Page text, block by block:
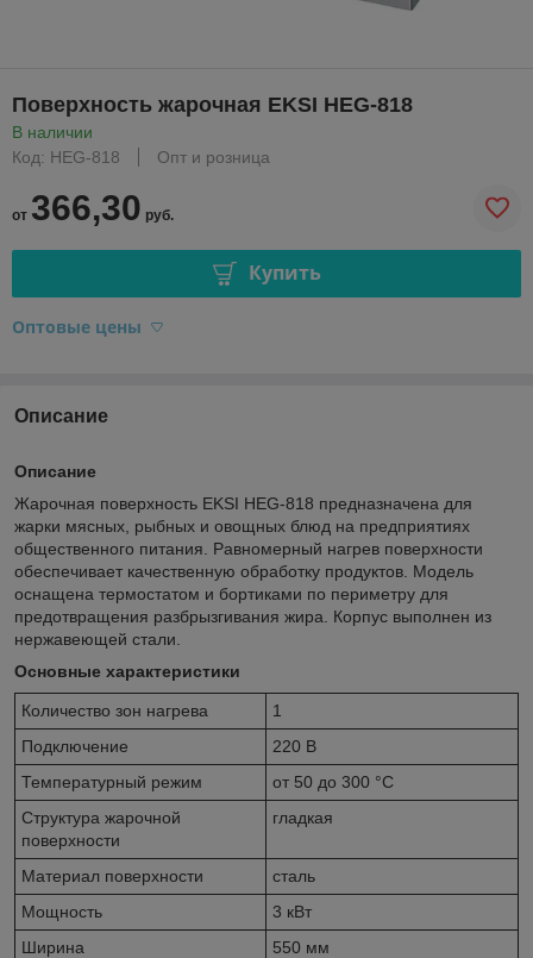
Поверхность жарочная EKSI HEG-818
В наличии
Код: HEG-818
Опт и розница
от 366,30 руб.
Купить
Оптовые цены
Описание
Описание
Жарочная поверхность EKSI HEG-818 предназначена для
жарки мясных, рыбных и овощных блюд на предприятиях
общественного питания. Равномерный нагрев поверхности
обеспечивает качественную обработку продуктов. Модель
оснащена термостатом и бортиками по периметру для
предотвращения разбрызгивания жира. Корпус выполнен из
нержавеющей стали.
Основные характеристики
Количество зон нагрева
1
Подключение
220 В
Температурный режим
от 50 до 300 °С
Структура жарочной
поверхности
гладкая
Материал поверхности
сталь
Мощность
3 кВт
Ширина
550 мм